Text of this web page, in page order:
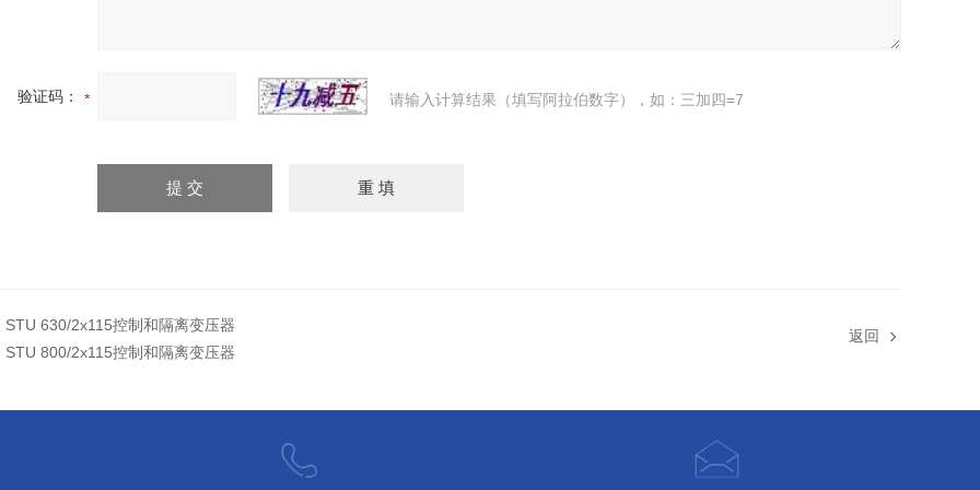
验证码： 请输入计算结果（填写阿拉伯数字），如：三加四=7
STU 630/2x115控制和隔离变压器
STU 800/2x115控制和隔离变压器
返回